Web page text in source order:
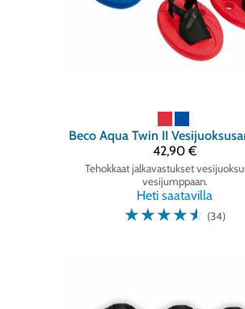
Beco Aqua Twin II
42,90 €
Tehokkaat jalkavastukset
vesijumppaan.
Heti saatavilla
☆☆☆☆☆ (34)